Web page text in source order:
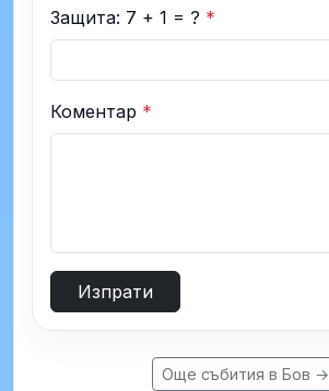
Защита: 7 + 1 = ? *
Коментар *
Изпрати
Още събития в Бов →